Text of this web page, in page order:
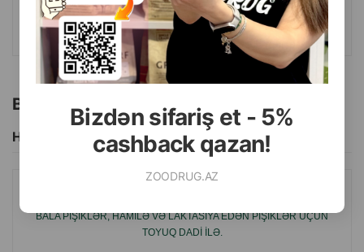
Bizdən sifariş et - 5%
cashback qazan!
ZOODRUG.AZ
ALMAQ
Bu brendin başqa məhsulları
Hamısını Gör
BALA PIŞIKLƏR, HAMILƏ VƏ LAKTASIYA EDƏN PIŞIKLƏR ÜÇÜN
TOYUQ DADI ILƏ.